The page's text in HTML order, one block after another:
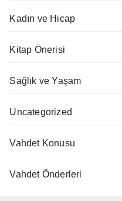
Kadın ve Hicap
Kitap Önerisi
Sağlık ve Yaşam
Uncategorized
Vahdet Konusu
Vahdet Önderleri